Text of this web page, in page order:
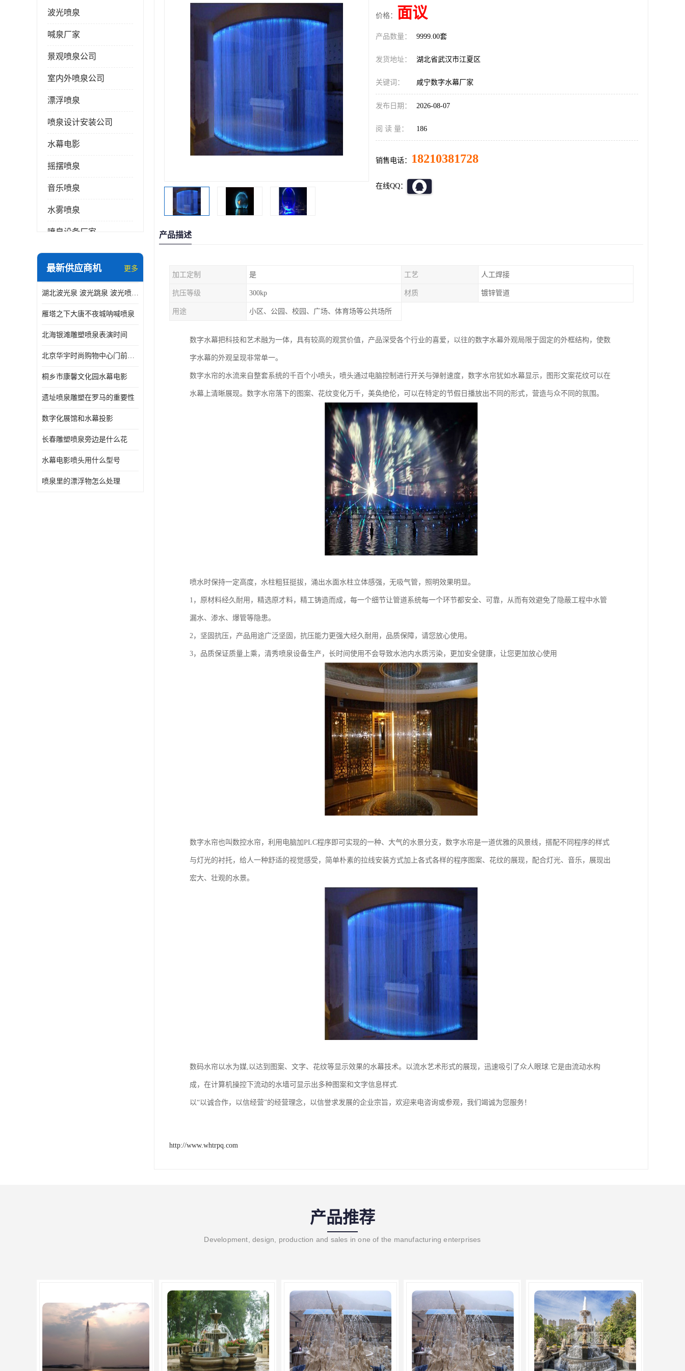
波光喷泉
喊泉厂家
景观喷泉公司
室内外喷泉公司
漂浮喷泉
喷泉设计安装公司
水幕电影
摇摆喷泉
音乐喷泉
水雾喷泉
喷泉设备厂家
数字水幕
珍珠泉
最新供应商机 更多
湖北波光泉 波光跳泉 波光喷泉设备厂家
雁塔之下大唐不夜城呐喊喷泉
北海银滩雕塑喷泉表演时间
北京华宇时尚购物中心门前喷泉 精度高
桐乡市康馨文化园水幕电影
遗址喷泉雕塑在罗马的重要性
数字化展馆和水幕投影
长春雕塑喷泉旁边是什么花
水幕电影喷头用什么型号
喷泉里的漂浮物怎么处理
价格： 面议
产品数量： 9999.00套
发货地址： 湖北省武汉市江夏区
关键词： 咸宁数字水幕厂家
发布日期： 2026-08-07
阅 读 量： 186
销售电话： 18210381728
在线QQ：
产品描述
加工定制 是 工艺 人工焊接
抗压等级 300kp 材质 镀锌管道
用途 小区、公园、校园、广场、体育场等公共场所
数字水幕把科技和艺术融为一体，具有较高的观赏价值，产品深受各个行业的喜爱，以往的数字水幕外观局限于固定的外框结构，使数
字水幕的外观呈现非常单一。
数字水帘的水流来自整套系统的千百个小喷头，喷头通过电脑控制进行开关与弹射速度，数字水帘犹如水幕显示，图形文案花纹可以在
水幕上清晰展现。数字水帘落下的图案、花纹变化万千，美奂绝伦，可以在特定的节假日播放出不同的形式，营造与众不同的氛围。
喷水时保持一定高度，水柱粗狂挺拔，涌出水面水柱立体感强，无吸气管，照明效果明显。
1，原材料经久耐用，精选原才料，精工铸造而成，每一个细节让管道系统每一个环节都安全、可靠，从而有效避免了隐蔽工程中水管
漏水、渗水、爆管等隐患。
2，坚固抗压，产品用途广泛坚固，抗压能力更强大经久耐用，品质保障，请您放心使用。
3，品质保证质量上乘，清秀喷泉设备生产，长时间使用不会导致水池内水质污染，更加安全健康，让您更加放心使用
数字水帘也叫数控水帘，利用电脑加PLC程序即可实现的一种、大气的水景分支，数字水帘是一道优雅的风景线，搭配不同程序的样式
与灯光的衬托，给人一种舒适的视觉感受，简单朴素的拉线安装方式加上各式各样的程序图案、花纹的展现，配合灯光、音乐，展现出
宏大、壮观的水景。
数码水帘以水为媒,以达到图案、文字、花纹等显示效果的水幕技术。以流水艺术形式的展现，迅速吸引了众人眼球.它是由流动水构
成，在计算机操控下流动的水墙可显示出多种图案和文字信息样式.
以“以诚合作，以信经营”的经营理念，以信誉求发展的企业宗旨，欢迎来电咨询或参观，我们竭诚为您服务！
http://www.whtrpq.com
产品推荐
Development, design, production and sales in one of the manufacturing enterprises